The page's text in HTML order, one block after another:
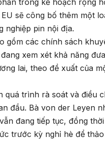
trong kế hoạch rộng
sẽ công bố thêm một
nghiệp pin nội địa.
gồm các chính sách
xem xét khả năng
lai, theo đề xuất của
quá trình rà soát và điều
đầu. Bà von der Leyen
đang tiếp tục, đồng
trước kỳ nghỉ hè để